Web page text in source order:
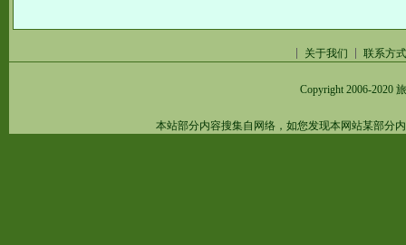
关于我们 联系方式
Copyright 2006-2020
本站部分内容搜集自网络，如您发现本网站某部分